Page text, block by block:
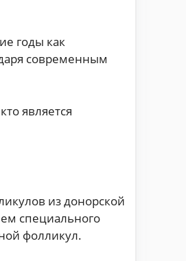
годы как
современным
является
из донорской
специального
фолликул.